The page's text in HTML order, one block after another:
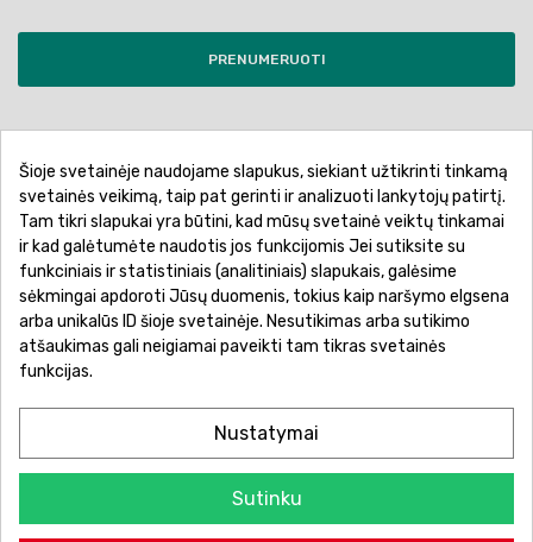
PRENUMERUOTI
Pirkimo sąlygos ir taisyklės
Privatumo politika
Garantinis aptarnavimas
Prekių pristatymas
Prekių grąžinimas
Atsiskaitymo būdai
Šioje svetainėje naudojame slapukus, siekiant užtikrinti tinkamą
svetainės veikimą, taip pat gerinti ir analizuoti lankytojų patirtį.
Tam tikri slapukai yra būtini, kad mūsų svetainė veiktų tinkamai
ir kad galėtumėte naudotis jos funkcijomis Jei sutiksite su
funkciniais ir statistiniais (analitiniais) slapukais, galėsime
sėkmingai apdoroti Jūsų duomenis, tokius kaip naršymo elgsena
arba unikalūs ID šioje svetainėje. Nesutikimas arba sutikimo
atšaukimas gali neigiamai paveikti tam tikras svetainės
funkcijas.
Nustatymai
Sutinku